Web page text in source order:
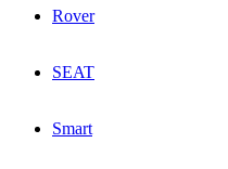
Rover
SEAT
Smart